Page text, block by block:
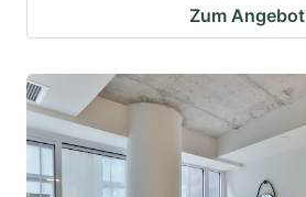
Zum Angebot